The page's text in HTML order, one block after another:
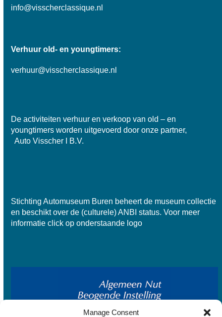
Manage Consent
info@visscherclassique.nl
Verhuur old- en youngtimers:
verhuur@visscherclassique.nl
De activiteiten verhuur en verkoop van old – en
youngtimers worden uitgevoerd door onze partner,
Auto Visscher I B.V.
Stichting Automuseum Buren beheert de museum collectie
en beschikt over de (culturele) ANBI status. Voor meer
informatie click op onderstaande logo